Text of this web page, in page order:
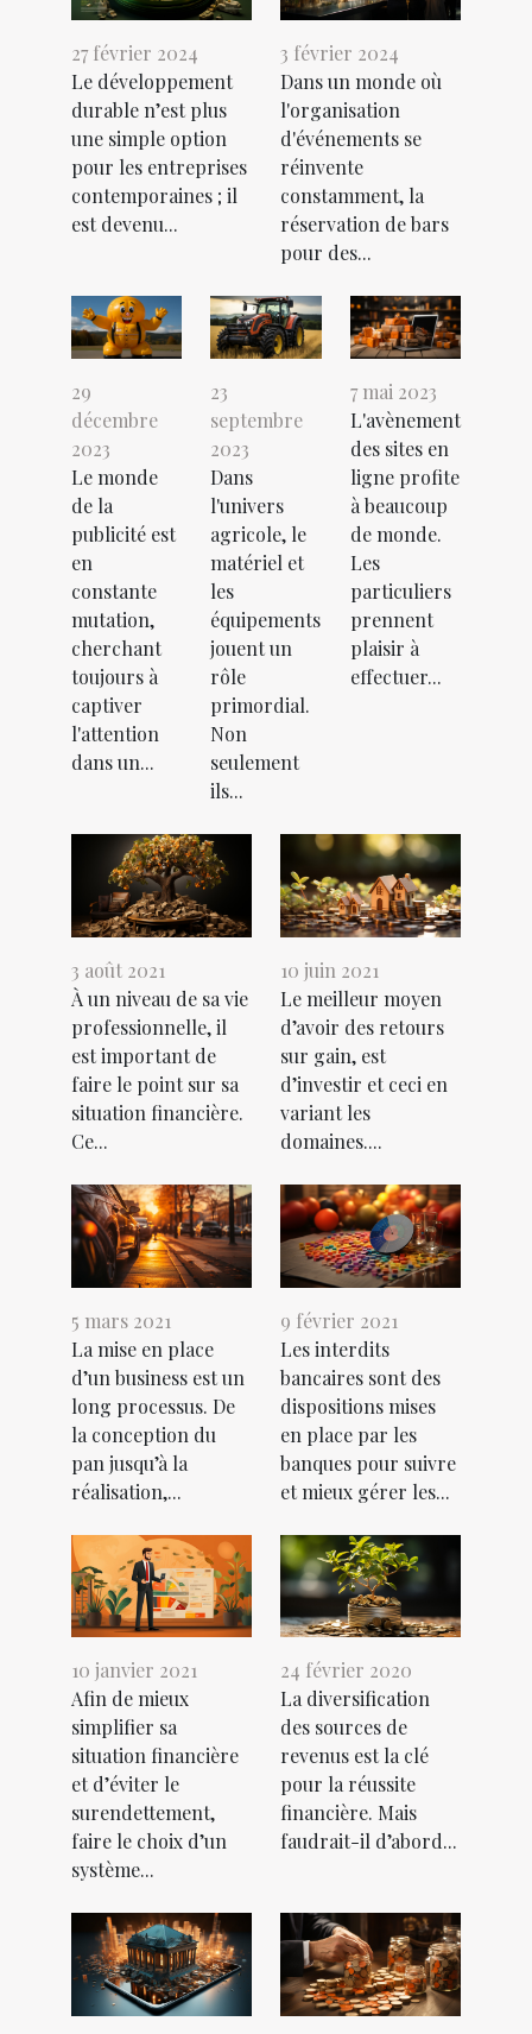
27 février 2024
Le développement
durable n’est plus
une simple option
pour les entreprises
contemporaines ; il
est devenu...
3 février 2024
Dans un monde où
l'organisation
d'événements se
réinvente
constamment, la
réservation de bars
pour des...
29
décembre
2023
Le monde
de la
publicité est
en
constante
mutation,
cherchant
toujours à
captiver
l'attention
dans un...
23
septembre
2023
Dans
l'univers
agricole, le
matériel et
les
équipements
jouent un
rôle
primordial.
Non
seulement
ils...
7 mai 2023
L'avènement
des sites en
ligne profite
à beaucoup
de monde.
Les
particuliers
prennent
plaisir à
effectuer...
3 août 2021
À un niveau de sa vie
professionnelle, il
est important de
faire le point sur sa
situation financière.
Ce...
10 juin 2021
Le meilleur moyen
d’avoir des retours
sur gain, est
d’investir et ceci en
variant les
domaines....
5 mars 2021
La mise en place
d’un business est un
long processus. De
la conception du
pan jusqu’à la
réalisation,...
9 février 2021
Les interdits
bancaires sont des
dispositions mises
en place par les
banques pour suivre
et mieux gérer les...
10 janvier 2021
Afin de mieux
simplifier sa
situation financière
et d’éviter le
surendettement,
faire le choix d’un
système...
24 février 2020
La diversification
des sources de
revenus est la clé
pour la réussite
financière. Mais
faudrait-il d’abord...